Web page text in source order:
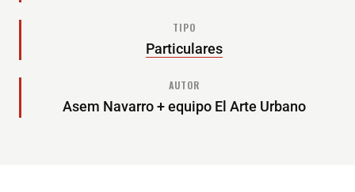
TIPO
Particulares
AUTOR
Asem Navarro + equipo El Arte Urbano